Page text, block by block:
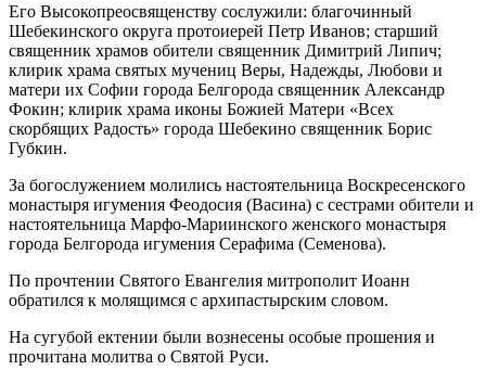
Его Высокопреосвященству сослужили: благочинный
Шебекинского округа протоиерей Петр Иванов; старший
священник храмов обители священник Димитрий Липич;
клирик храма святых мучениц Веры, Надежды, Любови и
матери их Софии города Белгорода священник Александр
Фокин; клирик храма иконы Божией Матери «Всех
скорбящих Радость» города Шебекино священник Борис
Губкин.
За богослужением молились настоятельница Воскресенского
монастыря игумения Феодосия (Васина) с сестрами обители и
настоятельница Марфо-Мариинского женского монастыря
города Белгорода игумения Серафима (Семенова).
По прочтении Святого Евангелия митрополит Иоанн
обратился к молящимся с архипастырским словом.
На сугубой ектении были вознесены особые прошения и
прочитана молитва о Святой Руси.